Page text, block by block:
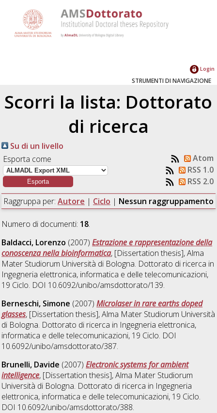
Login
STRUMENTI DI NAVIGAZIONE
Scorri la lista: Dottorato
di ricerca
Su di un livello
Esporta come
Atom
RSS 1.0
RSS 2.0
Raggruppa per: Autore | Ciclo | Nessun raggruppamento
Numero di documenti: 18.
Baldacci, Lorenzo (2007)Estrazione e rappresentazione della
conoscenza nella bioinformatica, [Dissertation thesis], Alma
Mater Studiorum Università di Bologna. Dottorato di ricerca in
Ingegneria elettronica, informatica e delle telecomunicazioni,
19 Ciclo. DOI 10.6092/unibo/amsdottorato/139.
Berneschi, Simone (2007)Microlaser in rare earths doped
glasses, [Dissertation thesis], Alma Mater Studiorum Università
di Bologna. Dottorato di ricerca in Ingegneria elettronica,
informatica e delle telecomunicazioni, 19 Ciclo. DOI
10.6092/unibo/amsdottorato/387.
Brunelli, Davide (2007)Electronic systems for ambient
intelligence, [Dissertation thesis], Alma Mater Studiorum
Università di Bologna. Dottorato di ricerca in Ingegneria
elettronica, informatica e delle telecomunicazioni, 19 Ciclo.
DOI 10.6092/unibo/amsdottorato/388.